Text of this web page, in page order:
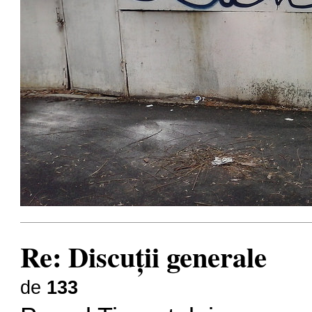
Re: Discuţii generale
de 133